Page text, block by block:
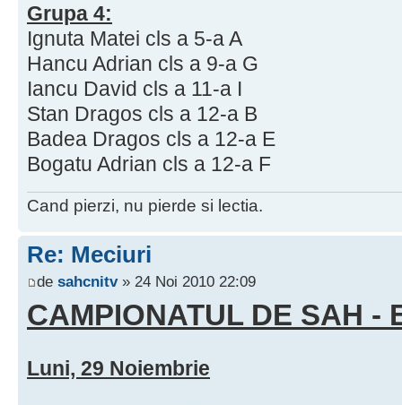
Grupa 4:
Ignuta Matei cls a 5-a A
Hancu Adrian cls a 9-a G
Iancu David cls a 11-a I
Stan Dragos cls a 12-a B
Badea Dragos cls a 12-a E
Bogatu Adrian cls a 12-a F
Cand pierzi, nu pierde si lectia.
Re: Meciuri
de sahcnitv» 24 Noi 2010 22:09
CAMPIONATUL DE SAH -
Luni, 29 Noiembrie